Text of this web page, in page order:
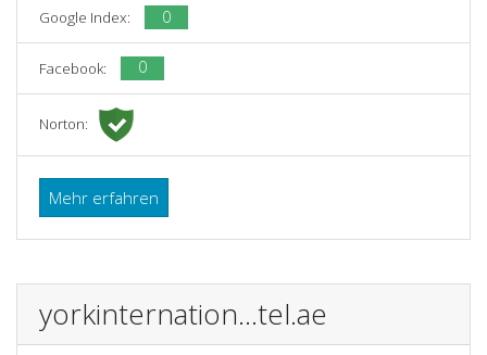
Google Index: 0
Facebook: 0
Norton:
Mehr erfahren
yorkinternation...tel.ae